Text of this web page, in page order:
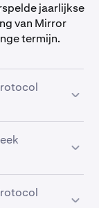
jaarlijkse
van Mirror
termijn.
morgen
5%, zal de